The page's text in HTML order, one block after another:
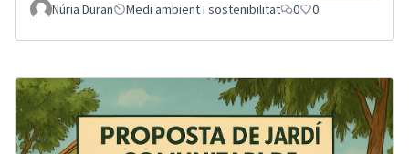
Núria Duran
Medi ambient i sostenibilitat 0 0